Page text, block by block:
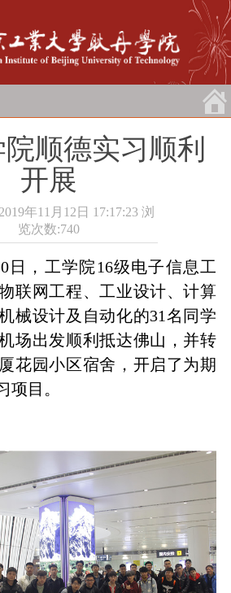
顺德实习顺利
开展
年11月12日 17:17:23 浏
览次数:740
日，工学院16级电子信息工
联网工程、工业设计、计算
械设计及自动化的31名同学
场出发顺利抵达佛山，并转
花园小区宿舍，开启了为期
项目。